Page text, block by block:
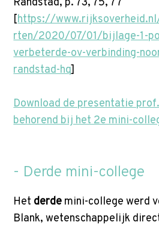
[https://
rten/2020/07/01/bijlage-1-
verbeterde-ov-verbinding-
randstad-hq]
Download de presentatie
behorend bij het 2e mini-
- Derde mini-college
Het derde mini-college werd
Blank, wetenschappelijk